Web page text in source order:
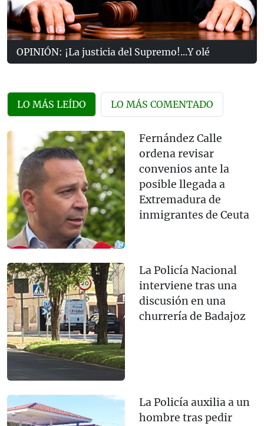
OPINIÓN: ¡La justicia del Supremo!...Y olé
LO MÁS LEÍDO LO MÁS COMENTADO
Fernández Calle
ordena revisar
convenios ante la
posible llegada a
Extremadura de
inmigrantes de Ceuta
La Policía Nacional
interviene tras una
discusión en una
churrería de Badajoz
La Policía auxilia a un
hombre tras pedir